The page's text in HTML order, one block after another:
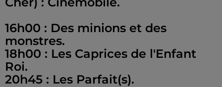
16h00 : Des minions et des
monstres.
18h00 : Les Caprices de l'Enfant
Roi.
20h45 : Les Parfait(s).